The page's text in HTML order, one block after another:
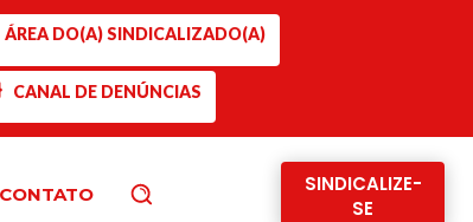
ÁREA DO(A) SINDICALIZADO(A)
CANAL DE DENÚNCIAS
CONTATO
SINDICALIZE-
SE